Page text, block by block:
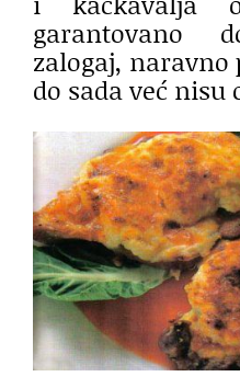
garantovano
zalogaj, naravno
do sada već